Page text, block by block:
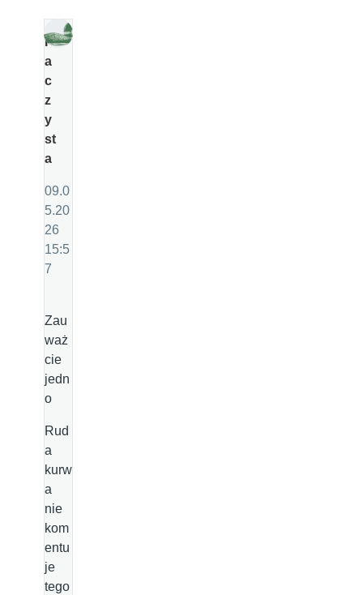
K
a
c
z
y
st
a
09.0
5.20
26
15:5
7
Zau
waż
cie
jedn
o
Rud
a
kurw
a
nie
kom
entu
je
tego